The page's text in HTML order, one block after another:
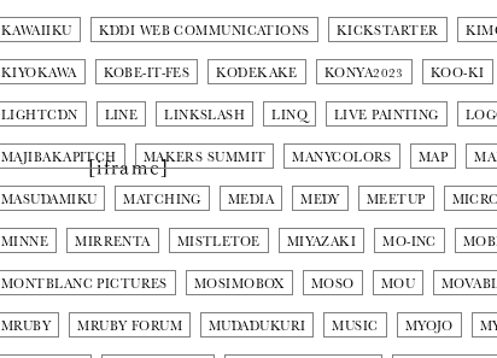
KAWAIIKU KDDI WEB COMMUNICATIONS KICKSTARTER
KIYOKAWA KOBE-IT-FES KODEKAKE KONYA2023 KOO-KI
LIGHTCDN LINE LINKSLASH LINQ LIVE PAINTING
MAJIBAKAPITCH MAKERS SUMMIT MANYCOLORS MAP
MASUDAMIKU MATCHING MEDIA MEDY MEETUP
MINNE MIRRENTA MISTLETOE MIYAZAKI MO-INC
MONTBLANC PICTURES MOSIMOBOX MOSO MOU
MRUBY MRUBY FORUM MUDADUKURI MUSIC MYOJO
[iframe]